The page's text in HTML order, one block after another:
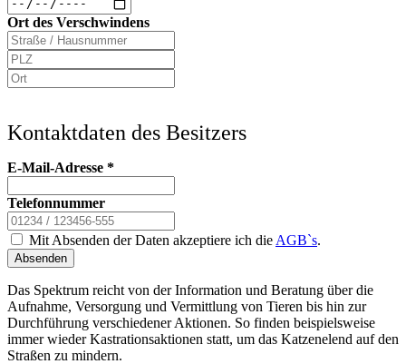
Ort des Verschwindens
Kontaktdaten des Besitzers
E-Mail-Adresse *
Telefonnummer
Mit Absenden der Daten akzeptiere ich die AGB`s.
Absenden
Das Spektrum reicht von der Information und Beratung über die
Aufnahme, Versorgung und Vermittlung von Tieren bis hin zur
Durchführung verschiedener Aktionen. So finden beispielsweise
immer wieder Kastrationsaktionen statt, um das Katzenelend auf den
Straßen zu mindern.